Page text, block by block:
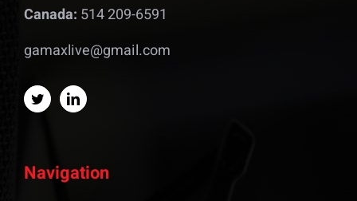
Canada: 514 209-6591
gamaxlive@gmail.com
Navigation